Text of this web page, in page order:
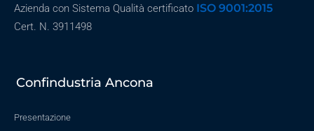
Azienda con Sistema Qualità certificato ISO 9001:2015
Cert. N. 3911498
Confindustria Ancona
Presentazione